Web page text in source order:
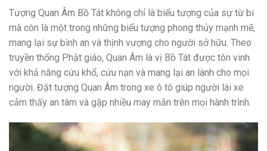
Tượng Quan Âm Bồ Tát không chỉ là biểu tượng của sự từ bi
mà còn là một trong những biểu tượng phong thủy mạnh mẽ,
mang lại sự bình an và thịnh vượng cho người sở hữu. Theo
truyền thống Phật giáo, Quan Âm là vị Bồ Tát được tôn vinh
với khả năng cứu khổ, cứu nạn và mang lại an lành cho mọi
người. Đặt tượng Quan Âm trong xe ô tô giúp người lái xe
cảm thấy an tâm và gặp nhiều may mắn trên mọi hành trình.